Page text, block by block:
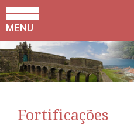
MENU
Fortificações